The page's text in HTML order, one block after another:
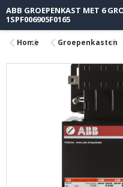
ABB GROEPENKAST MET 6
1SPF006905F0165
Home Groepenkasten